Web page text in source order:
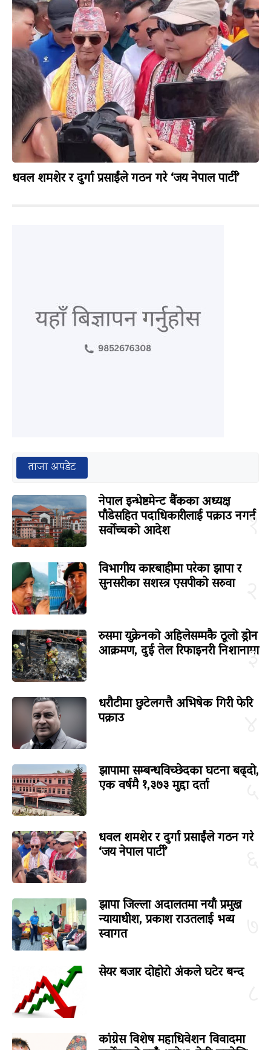
धवल शमशेर र दुर्गा प्रसाईंले गठन गरे ‘जय नेपाल पार्टी’
ताजा अपडेट
१
नेपाल इन्भेष्टमेन्ट बैंकका अध्यक्ष
पाँडेसहित पदाधिकारीलाई पक्राउ नगर्न
सर्वोच्चको आदेश
विभागीय कारबाहीमा परेका झापा र
सुनसरीका सशस्त्र एसपीको सरुवा
३
रुसमा युक्रेनको अहिलेसम्मकै ठूलो ड्रोन
आक्रमण, दुई तेल रिफाइनरी निशानामा
धरौटीमा छुटेलगत्तै अभिषेक गिरी फेरि
पक्राउ
झापामा सम्बन्धविच्छेदका घटना बढ्दो,
एक वर्षमै १,३७३ मुद्दा दर्ता
धवल शमशेर र दुर्गा प्रसाईंले गठन गरे
‘जय नेपाल पार्टी’
झापा जिल्ला अदालतमा नयाँ प्रमुख
न्यायाधीश, प्रकाश राउतलाई भव्य
स्वागत
सेयर बजार दोहोरो अंकले घटेर बन्द
कांग्रेस विशेष महाधिवेशन विवादमा